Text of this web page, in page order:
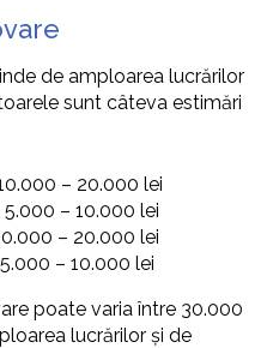
de amploarea lucrărilor
sunt câteva estimări
– 20.000 lei
5.000 – 10.000 lei
– 20.000 lei
– 10.000 lei
poate varia între 30.000
lucrărilor și de